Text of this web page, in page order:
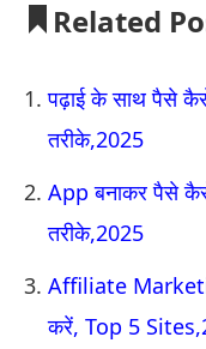
Related
पढ़ाई के साथ पैसे
तरीके,2025
App बनाकर पैसे
तरीके,2025
Affiliate
करें, Top 5